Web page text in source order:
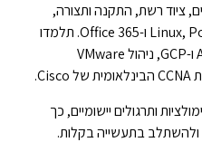
ציוד רשת, התקנה ותצורה,
אבטחת רשתות, ניהול Linux, PowerShell ו-Office 365. תלמדו
גם על ענן מרובה עם Azure, AWS ו-GCP, ניהול VMware
ותרגולים יישומיים, כך
בתעשייה בקלות.